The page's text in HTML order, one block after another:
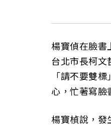
楊寶偵在臉書
台北市長柯
「請不要雙
心，忙著寫臉
楊寶楨說，發